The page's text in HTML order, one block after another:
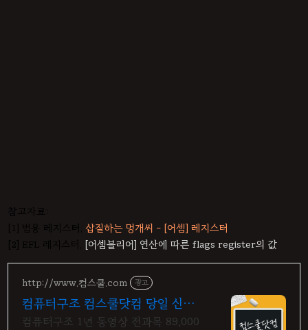
참고자료:
[1] 범용 레지스터, 삽질하는 멍개씨 - [어셈] 레지스터
[2] EFL 레지스터, [어셈블리어] 연산에 따른 flags register의 값
http://www.컴스쿨.com 광고
컴퓨터구조 컴스쿨닷컴 당일 신청
&결제시 기프티콘!
컴퓨터구조 1년 동영상 전과목 89,000